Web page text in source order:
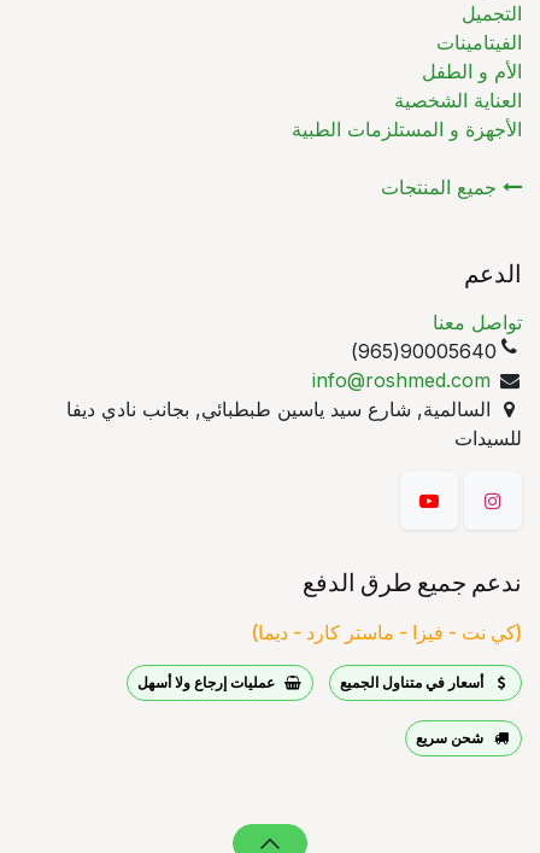
التجميل
الفيتامينات
الأم و الطفل
العناية الشخصية
الأجهزة و المستلزمات الطبية
جميع المنتجات
الدعم
تواصل معنا
90005640(965)
info@roshmed.com
السالمية, شارع سيد ياسين طبطبائي, بجانب نادي ديفا
للسيدات
ندعم جميع طرق الدفع
(كي نت - فيزا - ماستر كارد - ديما)
أسعار في متناول الجميع عمليات إرجاع ولا أسهل
شحن سريع